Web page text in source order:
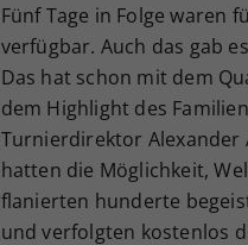
Fünf Tage in Folge waren
verfügbar. Auch das gab
Das hat schon mit dem
dem Highlight des
Turnierdirektor Alexander
hatten die Möglichkeit,
flanierten hunderte
und verfolgten kostenlos